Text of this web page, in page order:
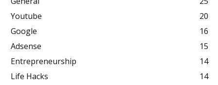
Youtube
20
Google
16
Adsense
15
Entrepreneurship
14
Life Hacks
14